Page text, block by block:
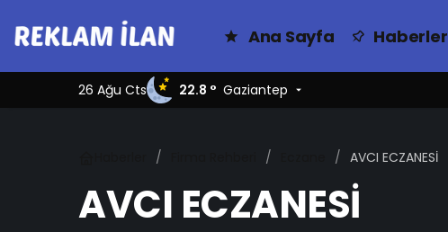
Ana Sayfa Haberler
26 Ağu Cts 22.8 ° Gaziantep
AVCI ECZANESİ
AVCI ECZANESİ